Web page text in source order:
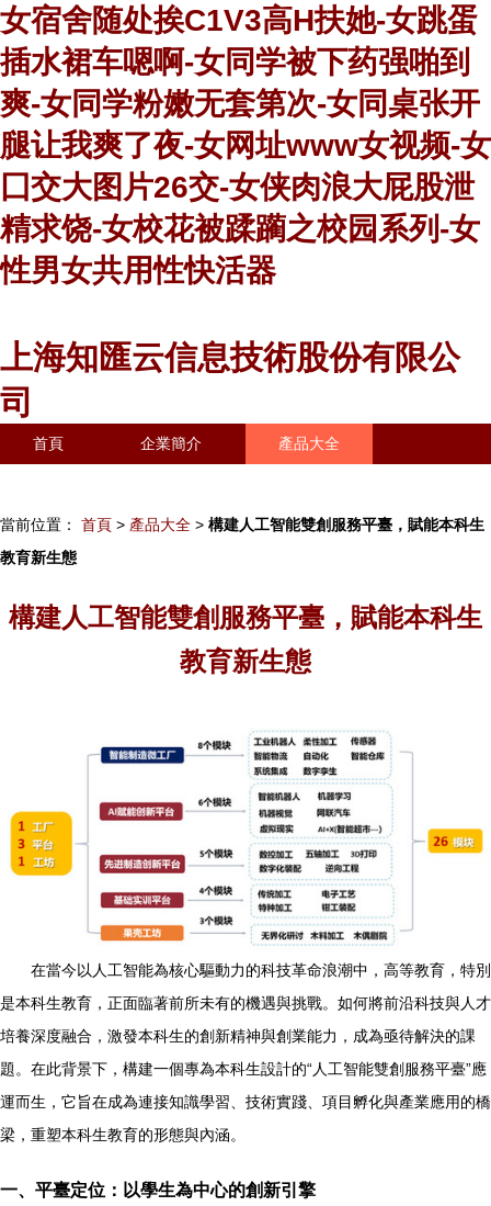
女宿舍随处挨C1V3高H扶她-女跳蛋
插水裙车嗯啊-女同学被下药强啪到
爽-女同学粉嫩无套第次-女同桌张开
腿让我爽了夜-女网址www女视频-女
囗交大图片26交-女侠肉浪大屁股泄
精求饶-女校花被蹂躏之校园系列-女
性男女共用性快活器
上海知匯云信息技術股份有限公
司
首頁 企業簡介 產品大全
當前位置： 首頁 > 產品大全 > 構建人工智能雙創服務平臺，賦能本科生
教育新生態
構建人工智能雙創服務平臺，賦能本科生
教育新生態
在當今以人工智能為核心驅動力的科技革命浪潮中，高等教育，特別
是本科生教育，正面臨著前所未有的機遇與挑戰。如何將前沿科技與人才
培養深度融合，激發本科生的創新精神與創業能力，成為亟待解決的課
題。在此背景下，構建一個專為本科生設計的“人工智能雙創服務平臺”應
運而生，它旨在成為連接知識學習、技術實踐、項目孵化與產業應用的橋
梁，重塑本科生教育的形態與內涵。
一、平臺定位：以學生為中心的創新引擎